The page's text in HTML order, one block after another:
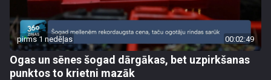
pirms 1 nedēļas 00:02:49
Ogas un sēnes šogad dārgākas, bet uzpirkšanas
punktos to krietni mazāk